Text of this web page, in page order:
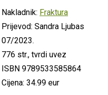
Nakladnik: Fraktura
Prijevod: Sandra Ljubas
07/2023.
776 str., tvrdi uvez
ISBN 9789533585864
Cijena: 34.99 eur